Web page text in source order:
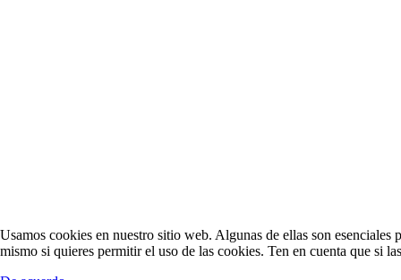
Usamos cookies en nuestro sitio web. Algunas de ellas son
mismo si quieres permitir el uso de las cookies. Ten en cuenta que si